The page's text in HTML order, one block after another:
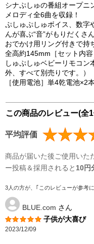
シナぷしゅの番組オープニ
メロディ全6曲を収録！
ぷしゅぷしゅボイス、数字
んが喜ぶ“音”がもりだくさん
おでかけ用リング付きで持
全高約145mm［セット内
しゅぷしゅベビーリモコ
外、すべて別売りです。）
［使用電池］単4乾電池×2
この商品のレビュー(全
平均評価
商品が届いた後ご使用いた
ー投稿＆採用されると 10円
3人の方が、｢このレビューが参考
BLUE.com さん
子供が大喜び
2023/12/09